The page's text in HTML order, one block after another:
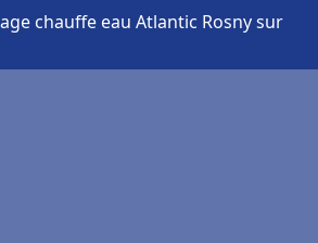
chauffe eau Atlantic Rosny sur